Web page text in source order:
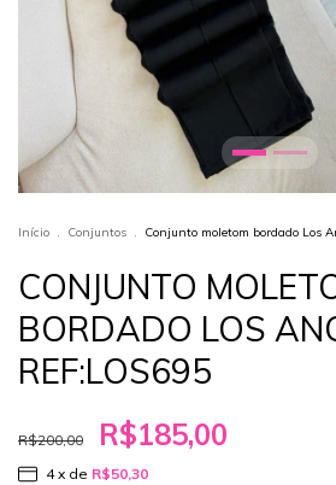
Início . Conjuntos . Conjunto moletom bordado Los
CONJUNTO
BORDADO LOS
REF:LOS695
R$200,00 R$185,00
4 x de R$50,30